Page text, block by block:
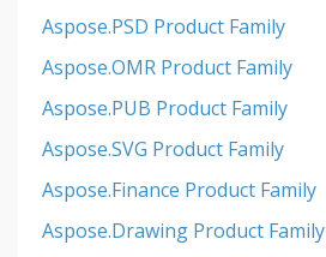
Aspose.PSD Product Family
Aspose.OMR Product Family
Aspose.PUB Product Family
Aspose.SVG Product Family
Aspose.Finance Product Family
Aspose.Drawing Product Family